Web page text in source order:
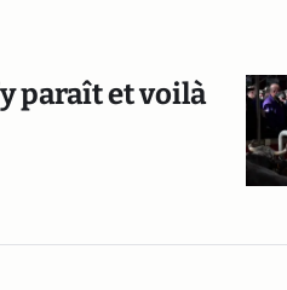
paraît et voilà